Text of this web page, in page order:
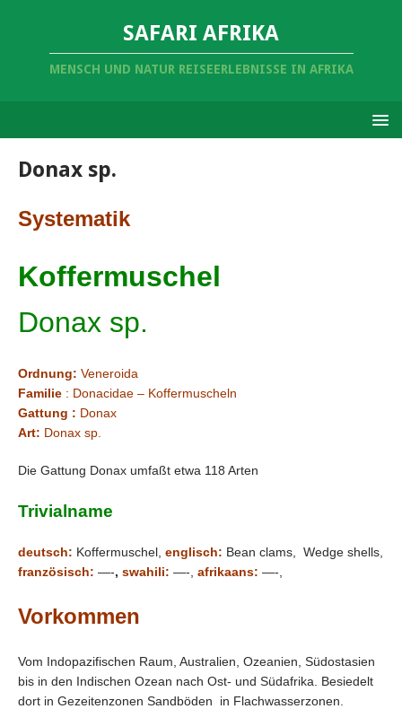
SAFARI AFRIKA
MENSCH UND NATUR REISEERLEBNISSE IN AFRIKA
Donax sp.
Systematik
Koffermuschel
Donax sp.
Ordnung: Veneroida
Familie : Donacidae – Koffermuscheln
Gattung : Donax
Art: Donax sp.
Die Gattung Donax umfaßt etwa 118 Arten
Trivialname
deutsch: Koffermuschel, englisch: Bean clams, Wedge shells,
französisch: —-, swahili: —-, afrikaans: —-,
Vorkommen
Vom Indopazifischen Raum, Australien, Ozeanien, Südostasien
bis in den Indischen Ozean nach Ost- und Südafrika. Besiedelt
dort in Gezeitenzonen Sandböden in Flachwasserzonen.